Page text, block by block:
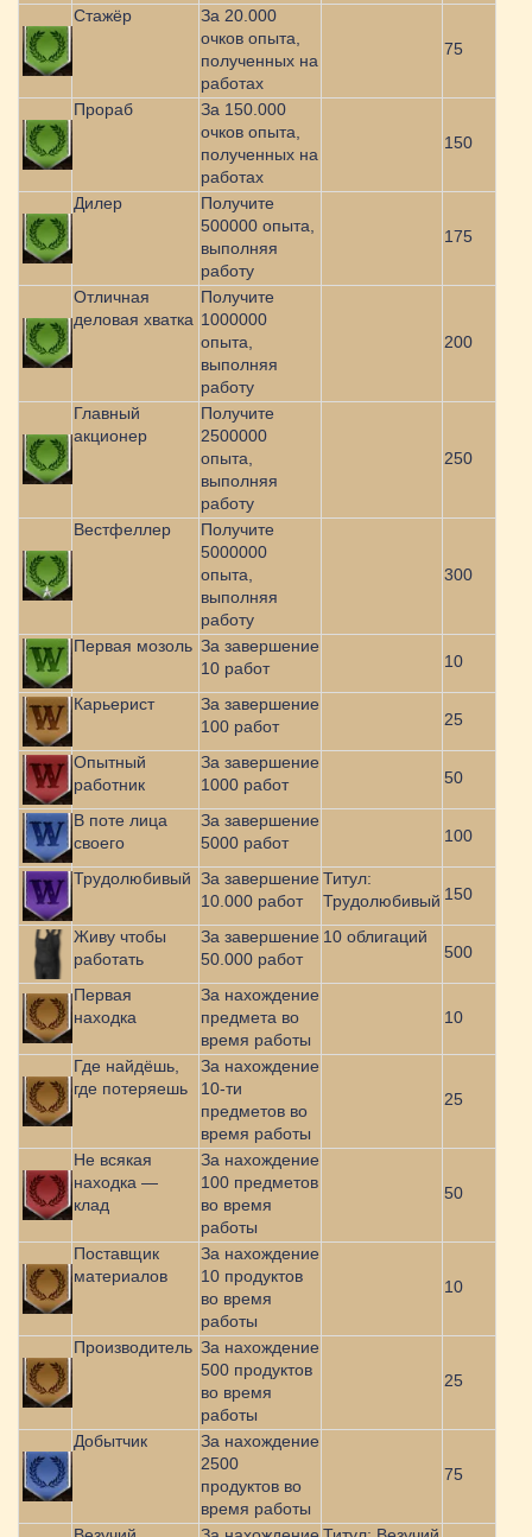
Стажёр
За 20.000
очков опыта,
полученных на
работах
75
Прораб
За 150.000
очков опыта,
полученных на
работах
150
Дилер
Получите
500000 опыта,
выполняя
работу
175
Отличная
деловая хватка
Получите
1000000
опыта,
выполняя
работу
200
Главный
акционер
Получите
2500000
опыта,
выполняя
работу
250
Вестфеллер
Получите
5000000
опыта,
выполняя
работу
300
Первая мозоль За завершение
10 работ
10
Карьерист
За завершение
100 работ
25
Опытный
работник
За завершение
1000 работ
50
В поте лица
своего
За завершение
5000 работ
100
Трудолюбивый За завершение
10.000 работ
Титул:
Трудолюбивый 150
Живу чтобы
работать
За завершение
50.000 работ
10 облигаций
500
Первая
находка
За нахождение
предмета во
время работы
10
Где найдёшь,
где потеряешь
За нахождение
10-ти
предметов во
время работы
25
Не всякая
находка —
клад
За нахождение
100 предметов
во время
работы
50
Поставщик
материалов
За нахождение
10 продуктов
во время
работы
10
Производитель За нахождение
500 продуктов
во время
работы
25
Добытчик
За нахождение
2500
продуктов во
время работы
75